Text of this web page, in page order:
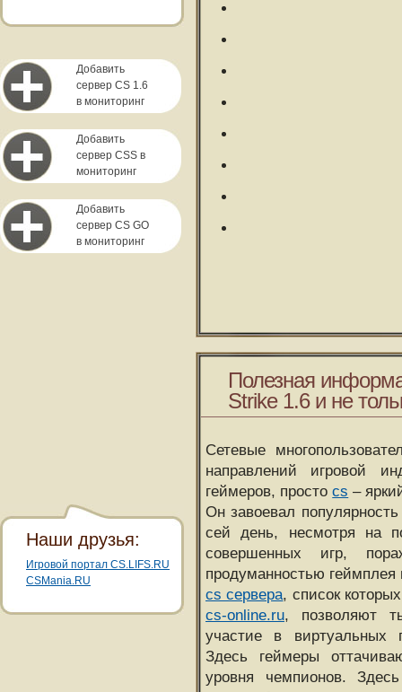
Добавить
сервер CS 1.6
в мониторинг
Добавить
сервер CSS в
мониторинг
Добавить
сервер CS GO
в мониторинг
Полезная
Strike 1.6 и не
Сетевые
направлений игровой
геймеров, простоcs –
Он завоевал
сей день, несмотря на
совершенных игр,
продуманностью
cs сервера, список
cs-online.ru, позволяют
участие в виртуальных
Здесь геймеры
уровня чемпионов.
Наши друзья:
Игровой портал CS.LIFS.RU
CSMania.RU